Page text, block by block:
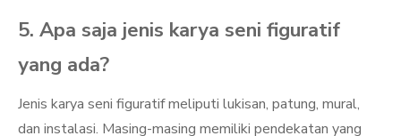
5. Apa saja jenis karya seni figuratif
yang ada?
Jenis karya seni figuratif meliputi lukisan, patung, mural,
dan instalasi. Masing-masing memiliki pendekatan yang